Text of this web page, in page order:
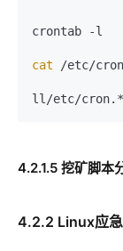
crontab -l
cat /etc/
4.2.1.5 挖矿脚本
4.2.2 Linux应